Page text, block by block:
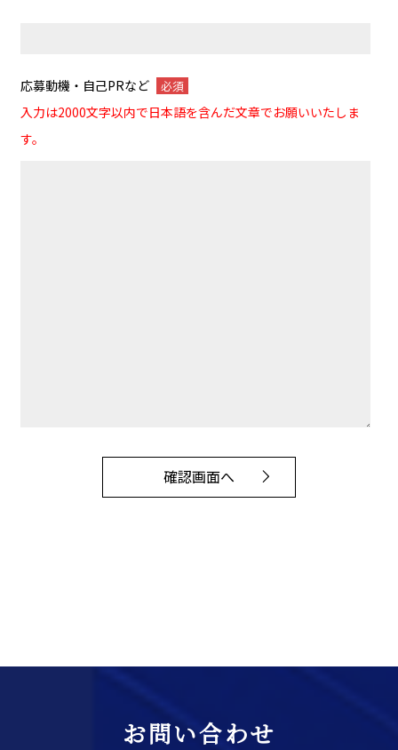
応募動機・自己PRなど 必須
入力は2000文字以内で日本語を含んだ文章でお願いいたしま
す。
お問い合わせ